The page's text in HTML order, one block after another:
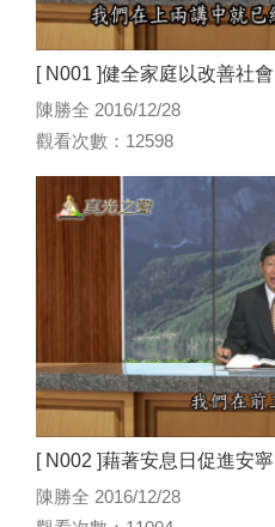
[ N001 ]健全家庭以改善社會
陳勝全 2016/12/28
觀看次數：12598
[ N002 ]藉著安息日促進安寧
陳勝全 2016/12/28